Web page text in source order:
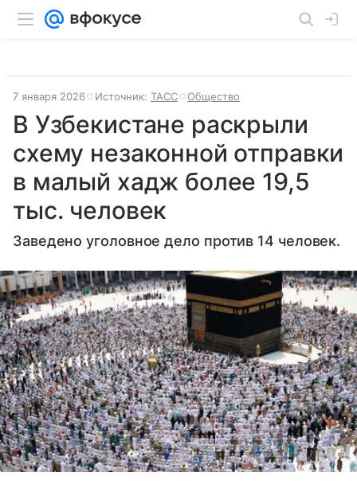
7 января 2026 Источник: ТАСС Общество
В Узбекистане раскрыли
схему незаконной отправки
в малый хадж более 19,5
тыс. человек
Заведено уголовное дело против 14 человек.